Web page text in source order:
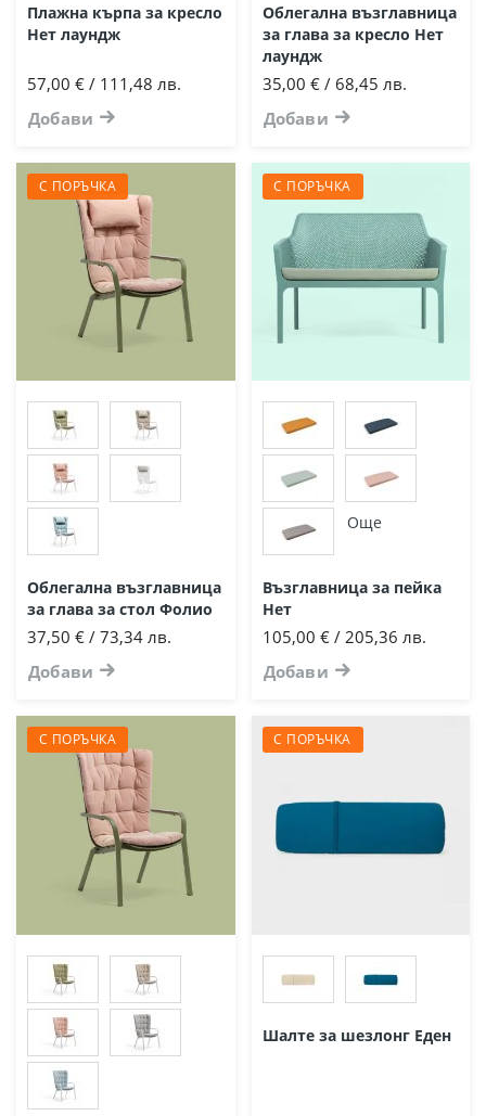
Плажна кърпа за кресло
Нет лаундж
57,00 € / 111,48 лв.
Добави
Облегална възглавница
за глава за кресло Нет
лаундж
35,00 € / 68,45 лв.
Добави
С ПОРЪЧКА
Облегална възглавница
за глава за стол Фолио
37,50 € / 73,34 лв.
Добави
С ПОРЪЧКА
Още
Възглавница за пейка
Нет
105,00 € / 205,36 лв.
Добави
С ПОРЪЧКА С ПОРЪЧКА
Шалте за шезлонг Еден